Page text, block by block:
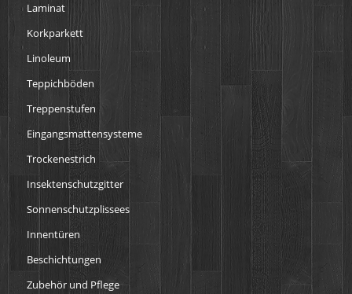
Laminat
Korkparkett
Linoleum
Teppichböden
Treppenstufen
Eingangsmattensysteme
Trockenestrich
Insektenschutzgitter
Sonnenschutzplissees
Innentüren
Beschichtungen
Zubehör und Pflege